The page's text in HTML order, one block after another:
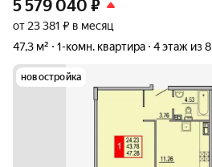
5 579 040 ₽
от 23 381 ₽ в месяц
47,3 м²
1-комн. квартира 4 этаж из 8
новостройка